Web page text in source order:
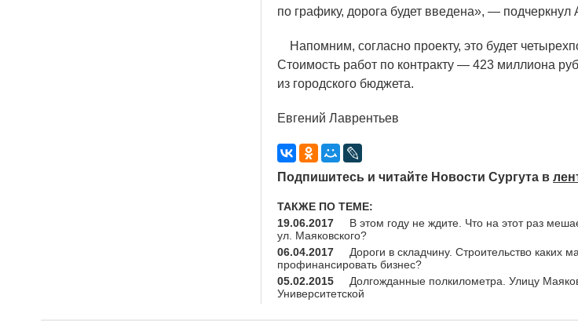
по графику, дорога будет введена», —
Напомним, согласно проекту, это будет
Стоимость работ по контракту — 423 миллиона
из городского бюджета.
Евгений Лаврентьев
Подпишитесь и читайте Новости Сургута в
ТАКЖЕ ПО ТЕМЕ:
19.06.2017
В этом году не ждите. Что на этот раз
ул. Маяковского?
06.04.2017
Дороги в складчину. Строительство каких
профинансировать бизнес?
05.02.2015
Долгожданные полкилометра. Улицу
Университетской